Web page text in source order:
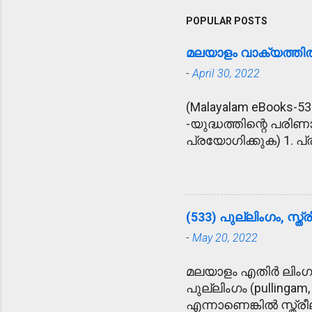
POPULAR POSTS
മലയാളം
- April 30, 2022
(Malayalam eBooks-
-യുദ്ധത്തിന്റെ
പ്രയോഗിക്കുക) 1.
ആശ്ലേഷിക്കുക -
ആശ്ലേഷിച്ചു. 5.
സാക്ഷിയായി. 6.
ഓടിയൊളിച്ചു. 8.
9. നിറവേറ്റുക -
10. ശുണ്ഠി - പുതിയ
(533) പുല്ലിംഗം,
- May 20, 2022
മലയാളം എതിർ
പുല്ലിംഗം
എന്നാണെങ്കിൽ